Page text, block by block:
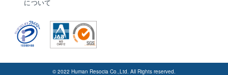
について
© 2022 Human Resocia Co.,Ltd. All Rights reserved.